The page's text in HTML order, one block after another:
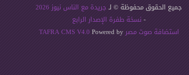
جميع الحقوق محفوظة © لـ جريدة مع الناس نيوز 2026
- نسخة طفرة الإصدار الرابع
استضافة صوت مصر
TAFRA CMS V4.0 Powered by